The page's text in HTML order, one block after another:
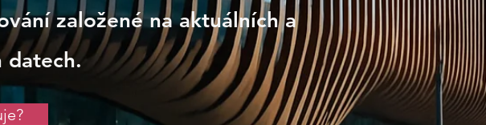
založené na aktuálních a
datech.